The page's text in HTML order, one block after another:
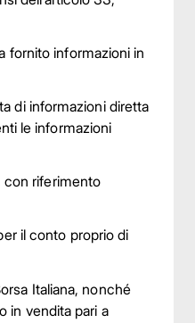
fornito informazioni in
di informazioni diretta
le informazioni
con riferimento
il conto proprio di
Italiana, nonché
in vendita pari a